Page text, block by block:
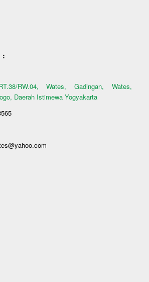
:
RW.04, Wates, Gadingan, Wates,
Daerah Istimewa Yogyakarta